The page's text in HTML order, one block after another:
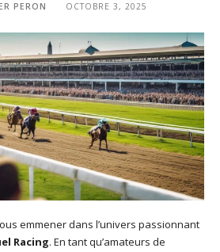
PERON OCTOBRE 3, 2025
emmener dans l’univers passionnant
Racing. En tant qu’amateurs de